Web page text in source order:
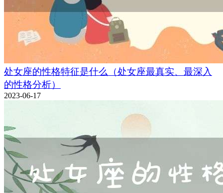
处女座的性格特征是什么（处女座最真实、最深入
的性格分析）
2023-06-17